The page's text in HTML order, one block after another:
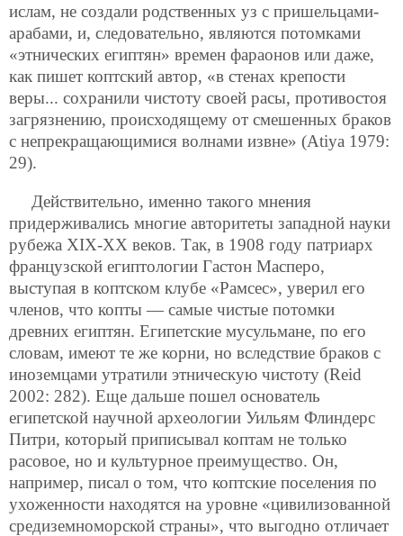
ислам, не создали родственных уз с пришельцами-
арабами, и, следовательно, являются потомками
«этнических египтян» времен фараонов или даже,
как пишет коптский автор, «в стенах крепости
веры... сохранили чистоту своей расы, противостоя
загрязнению, происходящему от смешенных браков
с непрекращающимися волнами извне» (Atiya 1979:
29).
Действительно, именно такого мнения
придерживались многие авторитеты западной науки
рубежа XIX-XX веков. Так, в 1908 году патриарх
французской египтологии Гастон Масперо,
выступая в коптском клубе «Рамсес», уверил его
членов, что копты — самые чистые потомки
древних египтян. Египетские мусульмане, по его
словам, имеют те же корни, но вследствие браков с
иноземцами утратили этническую чистоту (Reid
2002: 282). Еще дальше пошел основатель
египетской научной археологии Уильям Флиндерс
Питри, который приписывал коптам не только
расовое, но и культурное преимущество. Он,
например, писал о том, что коптские поселения по
ухоженности находятся на уровне «цивилизованной
средиземноморской страны», что выгодно отличает